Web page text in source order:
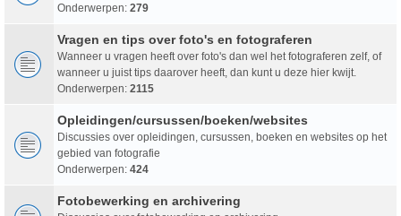
Onderwerpen: 279
Vragen en tips over foto's en fotograferen
Wanneer u vragen heeft over foto's dan wel het fotograferen zelf, of
wanneer u juist tips daarover heeft, dan kunt u deze hier kwijt.
Onderwerpen: 2115
Opleidingen/cursussen/boeken/websites
Discussies over opleidingen, cursussen, boeken en websites op het
gebied van fotografie
Onderwerpen: 424
Fotobewerking en archivering